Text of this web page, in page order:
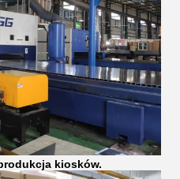
kiosków.